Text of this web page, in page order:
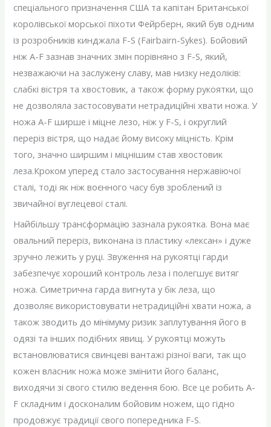
спеціального призначення США та капітан Британської
королівської морської піхоти Фейрберн, який був одним
із розробників кинджала F-S (Fairbairn-Sykes). Бойовий
ніж A-F зазнав значних змін порівняно з F-S, який,
незважаючи на заслужену славу, мав низку недоліків:
слабкі вістря та хвостовик, а також форму рукоятки, що
не дозволяла застосовувати нетрадиційні хвати ножа. У
ножа A-F ширше і міцне лезо, ніж у F-S, і округлий
переріз вістря, що надає йому високу міцність. Крім
того, значно ширшим і міцнішим став хвостовик
леза.Кроком уперед стало застосування нержавіючої
сталі, тоді як ніж воєнного часу був зроблений із
звичайної вуглецевої сталі.
Найбільшу трансформацію зазнала рукоятка. Вона має
овальний переріз, виконана із пластику «лексан» і дуже
зручно лежить у руці. Звуження на рукоятці гарди
забезпечує хороший контроль леза і полегшує витяг
ножа. Симетрична гарда вигнута у бік леза, що
дозволяє використовувати нетрадиційні хвати ножа, а
також зводить до мінімуму ризик заплутування його в
одязі та інших подібних явищ. У рукоятці можуть
встановлюватися свинцеві вантажі різної ваги, так що
кожен власник ножа може змінити його баланс,
виходячи зі свого стилю ведення бою. Все це робить A-
F складним і досконалим бойовим ножем, що гідно
продовжує традиції свого попередника F-S.